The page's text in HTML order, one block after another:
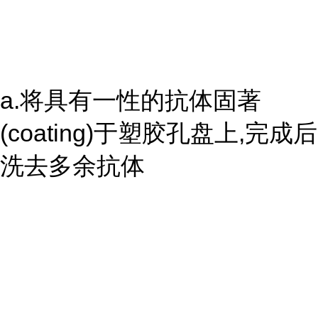
a.将具有一性的抗体固著
(coating)于塑胶孔盘上,完成后
洗去多余抗体